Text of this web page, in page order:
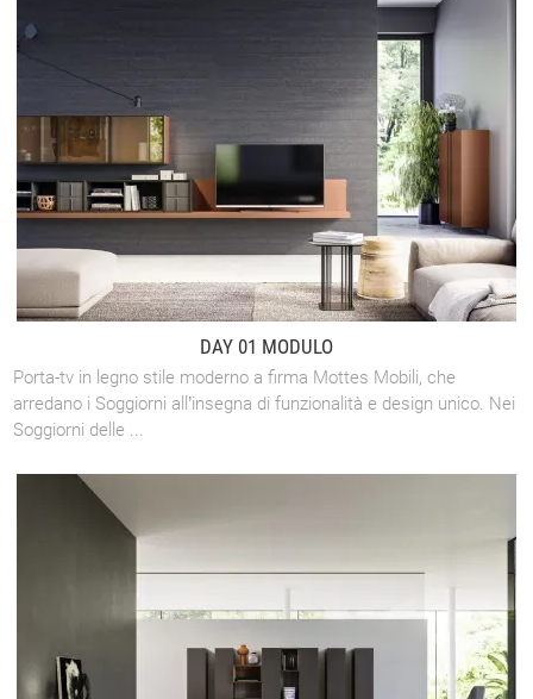
DAY 01 MODULO
Porta-tv in legno stile moderno a firma Mottes Mobili, che
arredano i Soggiorni all’insegna di funzionalità e design unico. Nei
Soggiorni delle ...